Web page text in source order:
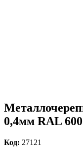
0,4мм RAL
Код: 27121